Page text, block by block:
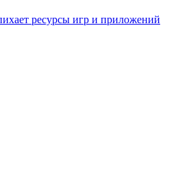
ресурсы игр и приложений